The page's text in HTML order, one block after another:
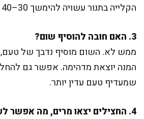
הקלייה בתנור עשויה להימשך 30–40 דקות.
3. האם חובה להוסיף שום?
ממש לא. השום מוסיף נדבך של טעם,
המנה יוצאת מדהימה. אפשר גם
שמעדיף טעם עדין יותר.
4. החצילים יצאו מרים, מה אפשר לעשות?